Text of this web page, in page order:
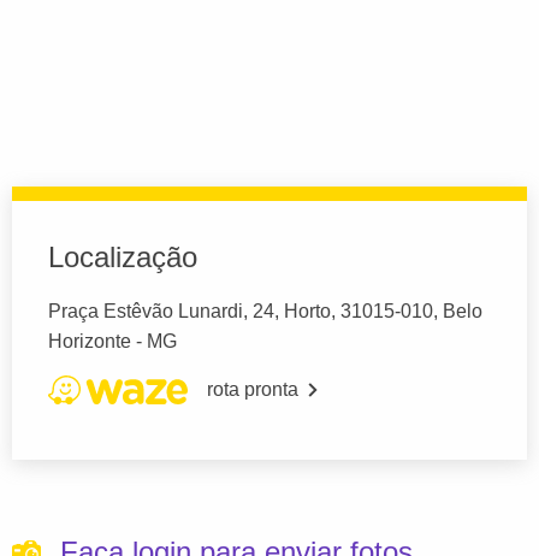
Localização
Praça Estêvão Lunardi, 24, Horto, 31015-010, Belo
Horizonte - MG
rota pronta